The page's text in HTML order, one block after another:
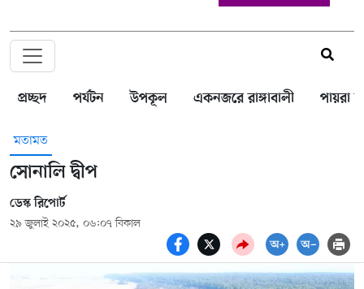
প্রচ্ছদ পর্যটন উপকূল একনজরে রাঙ্গাবালী পায়রা
মতামত
সোনালি দ্বীপ
ডেস্ক রিপোর্ট
২৯ জুলাই ২০২৫, ০৬:০৭ বিকাল